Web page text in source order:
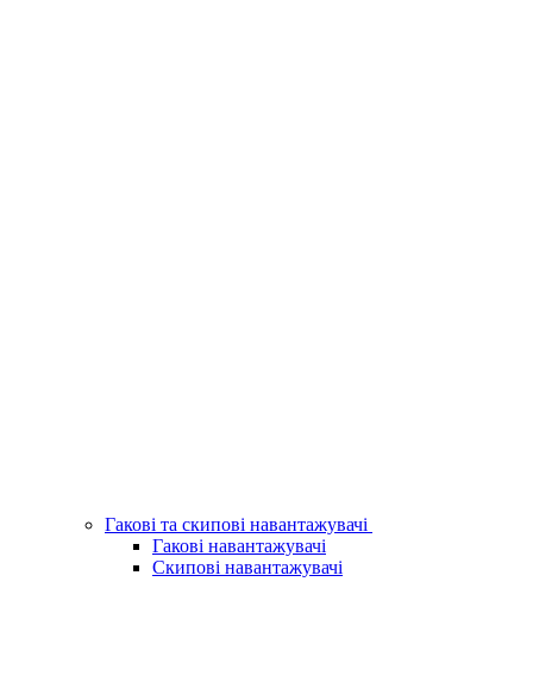
Гакові та скипові навантажувачі
Гакові навантажувачі
Скипові навантажувачі